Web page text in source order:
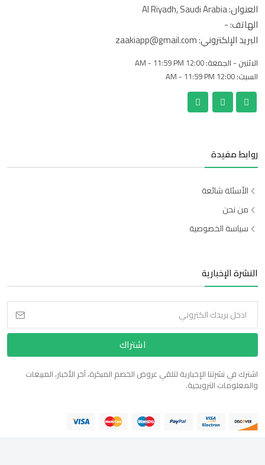
العنوان:Al Riyadh, Saudi Arabia
الهاتف:-
البريد الإلكتروني:zaakiapp@gmail.com
الاثنين - الجمعة:12:00 AM - 11:59 PM
السبت:12:00 AM - 11:59 PM
روابط مفيدة
الأسئلة شائعة
من نحن
سياسة الخصوصية
النشرة الإخبارية
اشتراك
اشترك في نشرتنا الإخبارية لتلقي عروض الخصم المبكرة، آخر الأخبار، المبيعات
والمعلومات الترويجية.